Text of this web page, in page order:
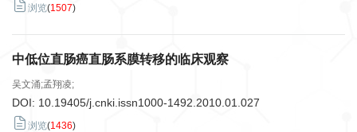
浏览(1507)
中低位直肠癌直肠系膜转移的临床观察
吴文涌;孟翔凌;
DOI: 10.19405/j.cnki.issn1000-1492.2010.01.027
浏览(1436)